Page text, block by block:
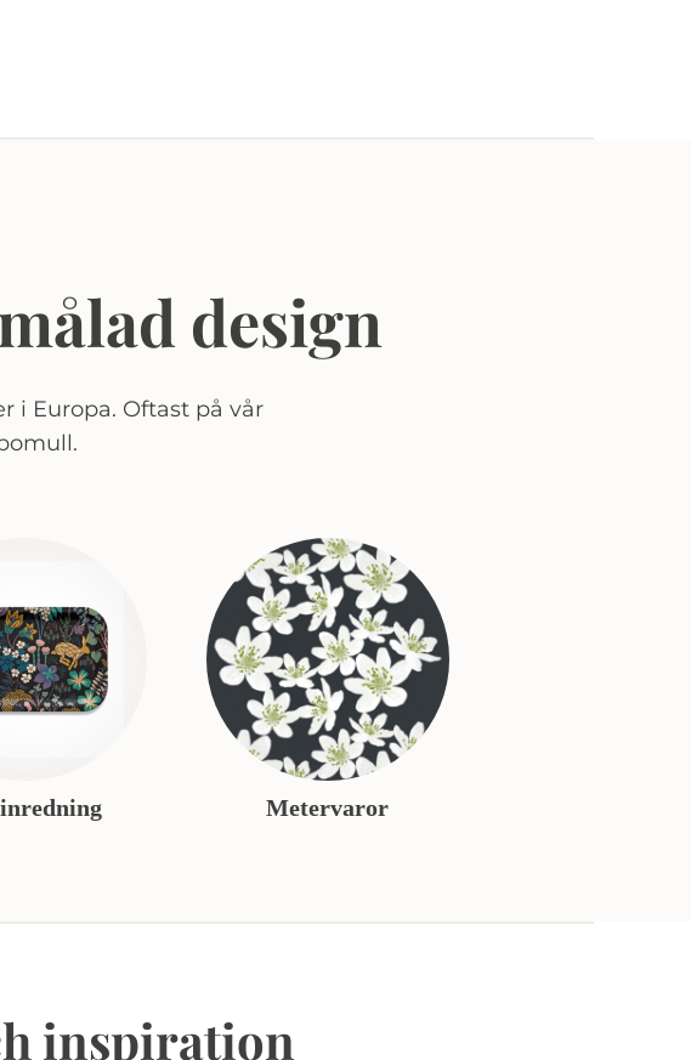
design
i Europa. Oftast på vår
Metervaror
inspiration